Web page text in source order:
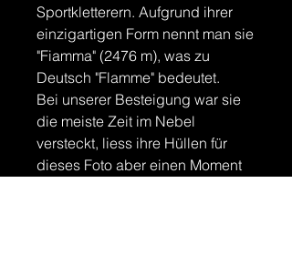
Sportkletterern. Aufgrund ihrer
einzigartigen Form nennt man sie
"Fiamma" (2476 m), was zu
Deutsch "Flamme" bedeutet.
Bei unserer Besteigung war sie
die meiste Zeit im Nebel
versteckt, liess ihre Hüllen für
dieses Foto aber einen Moment